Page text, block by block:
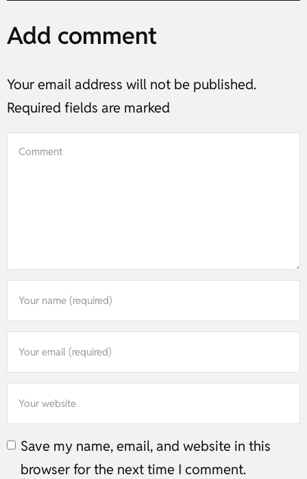
Add comment
Your email address will not be published.
Required fields are marked
Save my name, email, and website in this
browser for the next time I comment.